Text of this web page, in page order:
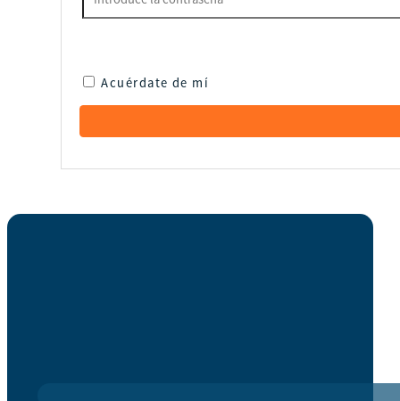
Acuérdate de mí